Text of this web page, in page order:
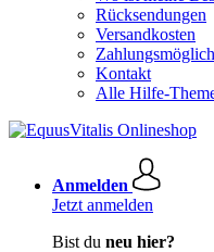
Rücksendungen
Versandkosten
Kontakt
Alle Hilfe-
Anmelden
Jetzt anmelden
Bist du neu hier?